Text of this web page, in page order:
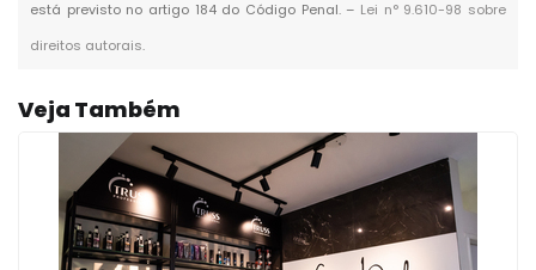
está previsto no artigo 184 do Código Penal. – Lei n° 9.610-98 sobre
direitos autorais.
Veja Também